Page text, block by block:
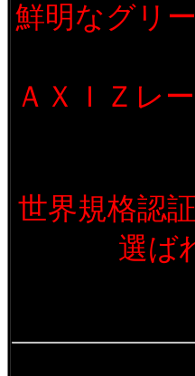
鮮明なグリ
ＡＸＩＺレ
世界規格認
選ば